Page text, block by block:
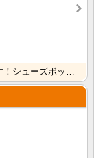
中秦泉寺にあるファミリーにおすすめのお部屋です！シューズボックス・押入れ・クローゼットがあり収納充実･･･